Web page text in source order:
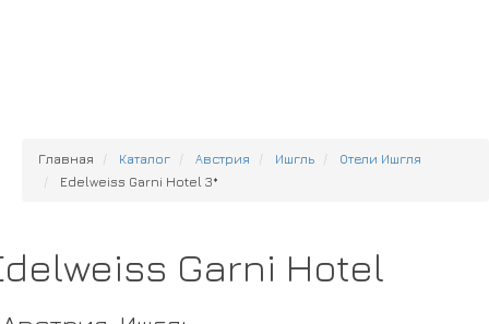
Главная Каталог Австрия Ишгль
Отели Ишгля
Edelweiss Garni Hotel 3*
Garni Hotel